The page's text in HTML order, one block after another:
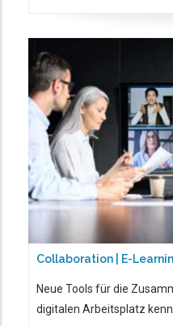
Collaboration | E-
Neue Tools für die
digitalen Arbeitsplatz